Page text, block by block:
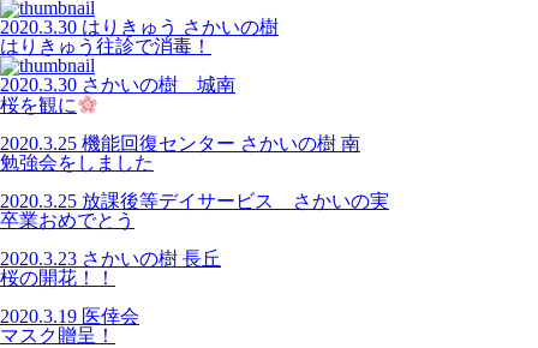
2020.3.30 はりきゅう さかいの樹
はりきゅう往診で消毒！
2020.3.30 さかいの樹 城南
桜を観に
2020.3.25 機能回復センター さかいの樹 南
勉強会をしました
2020.3.25 放課後等デイサービス さかいの実
卒業おめでとう
2020.3.23 さかいの樹 長丘
桜の開花！！
2020.3.19 医倖会
マスク贈呈！